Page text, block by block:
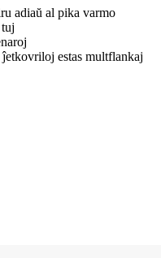
adiaŭ al pika varmo
estas multflankaj